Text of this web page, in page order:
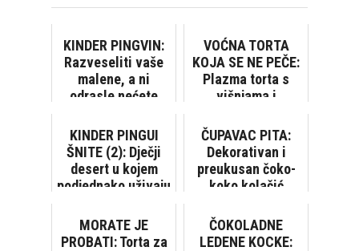
KINDER PINGVIN:
Razveseliti vaše
malene, a ni
odrasle nećete
VOĆNA TORTA
KOJA SE NE PEČE:
Plazma torta s
višnjama i
KINDER PINGUI
ŠNITE (2): Dječji
desert u kojem
podjednako uživaju
ČUPAVAC PITA:
Dekorativan i
preukusan čoko-
koko kolačić
MORATE JE
PROBATI: Torta za
ČOKOLADNE
LEDENE KOCKE: